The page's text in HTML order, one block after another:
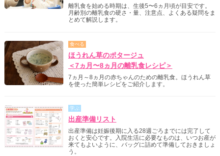
離乳食を始める時期は、生後5〜6ヵ月頃が目安です。
月齢別の離乳食の硬さ・量、注意点、よくある疑問をま
とめて解説します。
食べる
ほうれん草のポタージュ
＜7ヵ月〜8ヵ月の離乳食レシピ＞
7ヵ月～8ヵ月の赤ちゃんのための離乳食。ほうれん草
を使った簡単レシピをご紹介します。
学ぶ
出産準備リスト
出産準備は妊娠後期に入る28週ごろまでには完了して
おくと安心です。入院生活に必要なものは、いつお産が
来てもよいように、バッグに詰めて準備しておきましょ
う。